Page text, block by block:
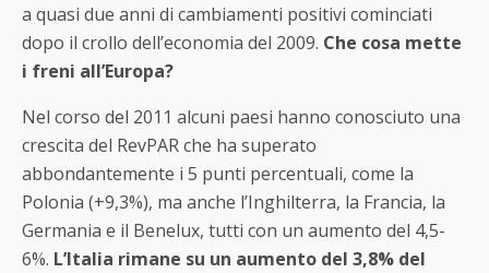
a quasi due anni di cambiamenti positivi cominciati
dopo il crollo dell’economia del 2009. Che cosa mette
i freni all’Europa?
Nel corso del 2011 alcuni paesi hanno conosciuto una
crescita del RevPAR che ha superato
abbondantemente i 5 punti percentuali, come la
Polonia (+9,3%), ma anche l’Inghilterra, la Francia, la
Germania e il Benelux, tutti con un aumento del 4,5-
6%. L’Italia rimane su un aumento del 3,8% del